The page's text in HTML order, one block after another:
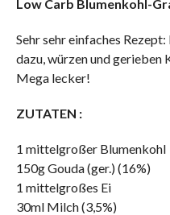
Low Carb Blumenkohl-
Sehr sehr einfaches
dazu, würzen und gerieben
Mega lecker!
ZUTATEN :
1 mittelgroßer Blumenkohl
150g Gouda (ger.) (16%)
1 mittelgroßes Ei
30ml Milch (3,5%)